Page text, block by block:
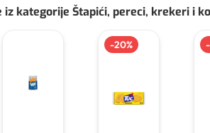
kategorije Štapići, pereci, krekeri i
-20% -